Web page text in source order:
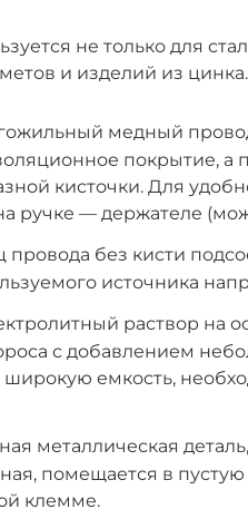
не только для
и изделий из
медный
покрытие, а
кисточки. Для
ручке — держателе
провода без кисти
источника
раствор на
с добавлением
широкую емкость,
металлическая
помещается в
клемме.